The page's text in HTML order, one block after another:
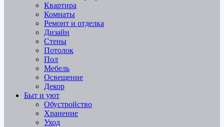
Квартира
Комнаты
Ремонт и отделка
Дизайн
Стены
Потолок
Пол
Мебель
Освещение
Декор
Быт и уют
Обустройство
Хранение
Уход